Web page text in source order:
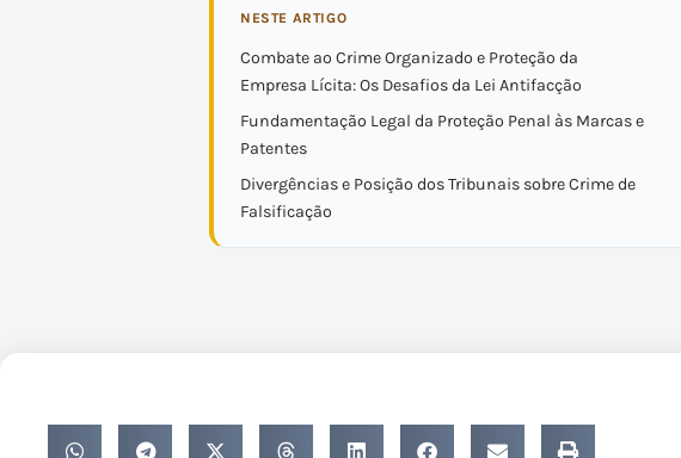
NESTE ARTIGO
Combate ao Crime Organizado e Proteção da
Empresa Lícita: Os Desafios da Lei Antifacção
Fundamentação Legal da Proteção Penal às Marcas e
Patentes
Divergências e Posição dos Tribunais sobre Crime de
Falsificação